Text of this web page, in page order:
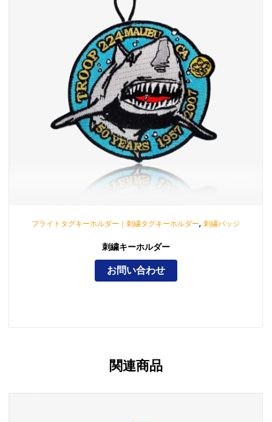
フライトタグキーホルダー｜刺繍タグキーホルダー, 刺繍バッジ
刺繍キーホルダー
お問い合わせ
関連商品